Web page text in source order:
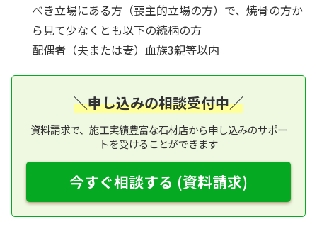
べき立場にある方（喪主的立場の方）で、焼骨の方か
ら見て少なくとも以下の続柄の方
配偶者（夫または妻）血族3親等以内
＼申し込みの相談受付中／
資料請求で、施工実績豊富な石材店から申し込みのサポー
トを受けることができます
今すぐ相談する (資料請求)